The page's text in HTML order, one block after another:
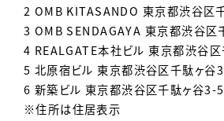
2 OMB KITASANDO 東京都渋谷区
3 OMB SENDAGAYA 東京都渋谷区
4 REALGATE本社ビル 東京都渋谷
5 北原宿ビル 東京都渋谷区千駄ヶ
6 新築ビル 東京都渋谷区千駄ヶ谷3-
※住所は住居表示